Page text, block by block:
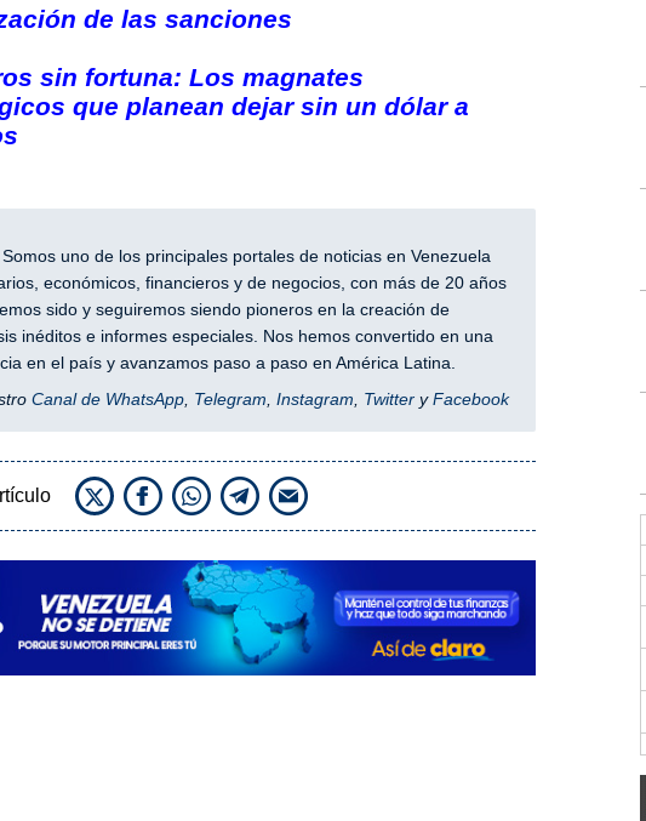
de las sanciones
sin fortuna: Los magnates
que planean dejar sin un dólar a
Somos uno de los principales portales de noticias en Venezuela
económicos, financieros y de negocios, con más de 20 años
sido y seguiremos siendo pioneros en la creación de
inéditos e informes especiales. Nos hemos convertido en una
en el país y avanzamos paso a paso en América Latina.
Canal de WhatsApp, Telegram Instagram TwitteryFacebook